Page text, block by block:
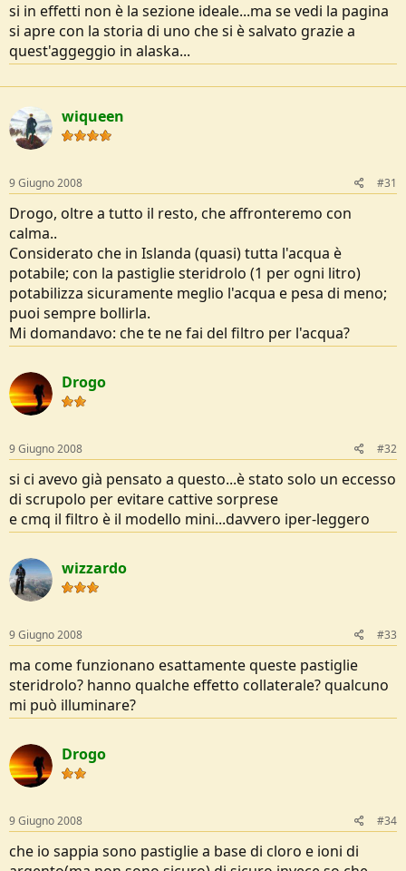
si in effetti non è la sezione ideale...ma se vedi la pagina
si apre con la storia di uno che si è salvato grazie a
quest'aggeggio in alaska...
wiqueen
9 Giugno 2008 #31
Drogo, oltre a tutto il resto, che affronteremo con
calma..
Considerato che in Islanda (quasi) tutta l'acqua è
potabile; con la pastiglie steridrolo (1 per ogni litro)
potabilizza sicuramente meglio l'acqua e pesa di meno;
puoi sempre bollirla.
Mi domandavo: che te ne fai del filtro per l'acqua?
Drogo
9 Giugno 2008 #32
si ci avevo già pensato a questo...è stato solo un eccesso
di scrupolo per evitare cattive sorprese
e cmq il filtro è il modello mini...davvero iper-leggero
wizzardo
9 Giugno 2008 #33
ma come funzionano esattamente queste pastiglie
steridrolo? hanno qualche effetto collaterale? qualcuno
mi può illuminare?
Drogo
9 Giugno 2008 #34
che io sappia sono pastiglie a base di cloro e ioni di